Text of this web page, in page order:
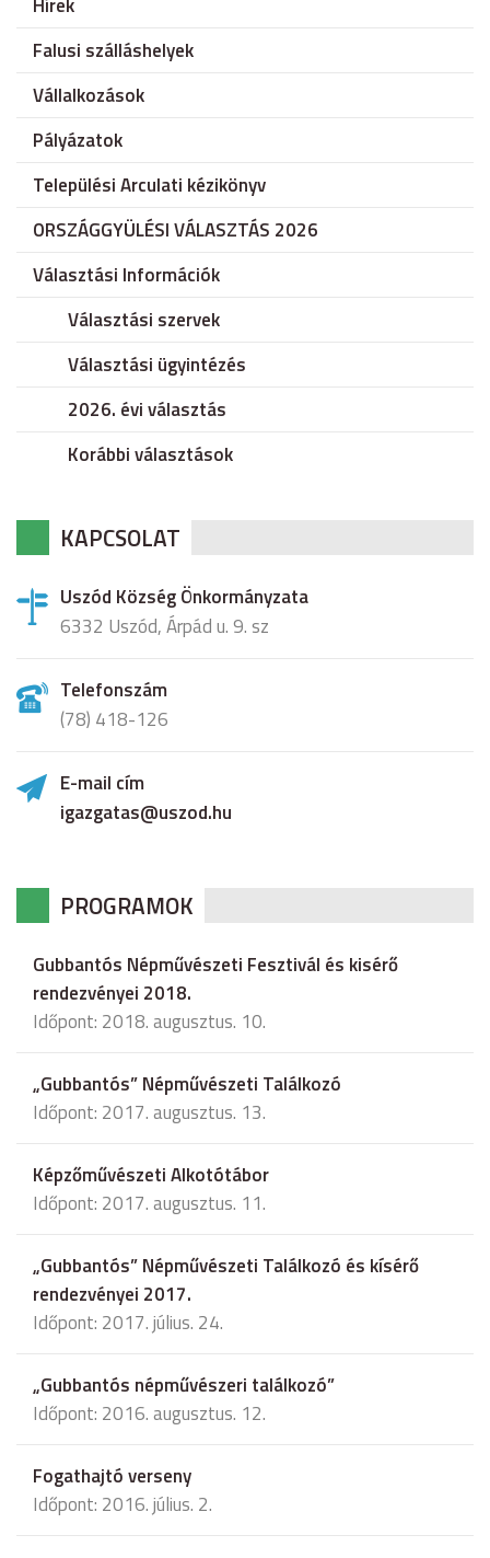
Hírek
Falusi szálláshelyek
Vállalkozások
Pályázatok
Települési Arculati kézikönyv
ORSZÁGGYÜLÉSI VÁLASZTÁS 2026
Választási Információk
Választási szervek
Választási ügyintézés
2026. évi választás
Korábbi választások
KAPCSOLAT
Uszód Község Önkormányzata
6332 Uszód, Árpád u. 9. sz
Telefonszám
(78) 418-126
E-mail cím
igazgatas@uszod.hu
PROGRAMOK
Gubbantós Népművészeti Fesztivál és kisérő
rendezvényei 2018.
Időpont: 2018. augusztus. 10.
„Gubbantós” Népművészeti Találkozó
Időpont: 2017. augusztus. 13.
Képzőművészeti Alkotótábor
Időpont: 2017. augusztus. 11.
„Gubbantós” Népművészeti Találkozó és kísérő
rendezvényei 2017.
Időpont: 2017. július. 24.
„Gubbantós népművészeri találkozó”
Időpont: 2016. augusztus. 12.
Fogathajtó verseny
Időpont: 2016. július. 2.